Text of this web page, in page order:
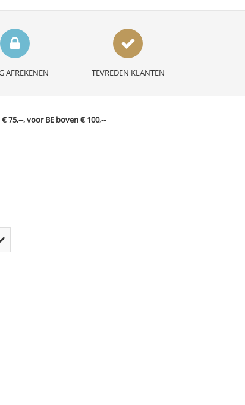
AFREKENEN TEVREDEN KLANTEN
, voor BE boven € 100,--